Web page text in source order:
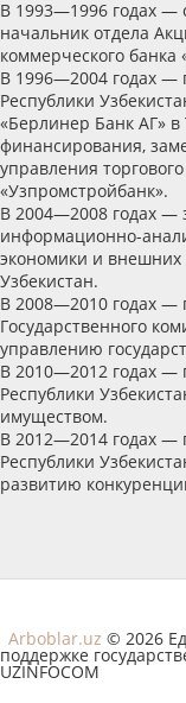
В 1993—1996 годах —
начальник отдела
коммерческого банка
В 1996—2004 годах —
Республики
«Берлинер Банк АГ» в
финансирования,
управления
«Узпромстройбанк».
В 2004—2008 годах —
информационно-
экономики и внешних
Узбекистан.
В 2008—2010 годах —
Государственного
управлению
В 2010—2012 годах —
Республики
имуществом.
В 2012—2014 годах —
Республики
развитию
Arboblar.uz © 2026
поддержке
UZINFOCOM